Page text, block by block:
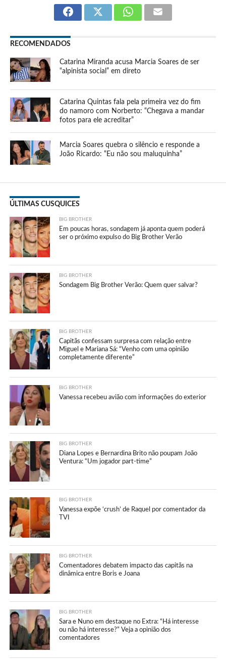
RECOMENDADOS
Catarina Miranda acusa Marcia Soares de ser
“alpinista social” em direto
Catarina Quintas fala pela primeira vez do fim
do namoro com Norberto: “Chegava a mandar
fotos para ele acreditar”
Marcia Soares quebra o silêncio e responde a
João Ricardo: “Eu não sou maluquinha”
ÚLTIMAS CUSQUICES
BIG BROTHER
Em poucas horas, sondagem já aponta quem poderá
ser o próximo expulso do Big Brother Verão
BIG BROTHER
Sondagem Big Brother Verão: Quem quer salvar?
BIG BROTHER
Capitãs confessam surpresa com relação entre
Miguel e Mariana Sá: “Venho com uma opinião
completamente diferente”
BIG BROTHER
Vanessa recebeu avião com informações do exterior
BIG BROTHER
Diana Lopes e Bernardina Brito não poupam João
Ventura: “Um jogador part-time”
BIG BROTHER
Vanessa expõe ‘crush’ de Raquel por comentador da
TVI
BIG BROTHER
Comentadores debatem impacto das capitãs na
dinâmica entre Boris e Joana
BIG BROTHER
Sara e Nuno em destaque no Extra: “Há interesse
ou não há interesse?” Veja a opinião dos
comentadores